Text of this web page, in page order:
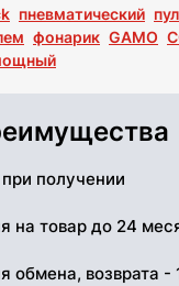
пневматический
фонарик GAMO
получении
на товар до 24
обмена, возврата -